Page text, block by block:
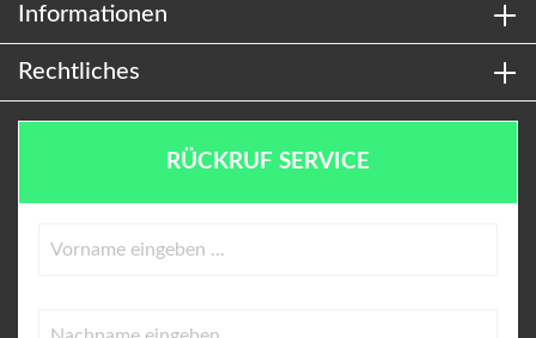
Informationen
Rechtliches
RÜCKRUF SERVICE